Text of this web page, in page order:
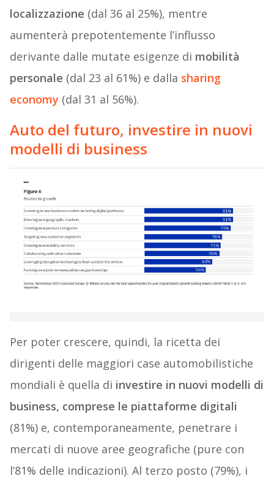
localizzazione (dal 36 al 25%), mentre
aumenterà prepotentemente l’influsso
derivante dalle mutate esigenze di mobilità
personale (dal 23 al 61%) e dalla sharing
economy (dal 31 al 56%).
Auto del futuro, investire in nuovi
modelli di business
Per poter crescere, quindi, la ricetta dei
dirigenti delle maggiori case automobilistiche
mondiali è quella di investire in nuovi modelli di
business, comprese le piattaforme digitali
(81%) e, contemporaneamente, penetrare i
mercati di nuove aree geografiche (pure con
l’81% delle indicazioni). Al terzo posto (79%), i